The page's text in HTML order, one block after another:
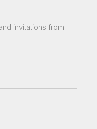
invitations from